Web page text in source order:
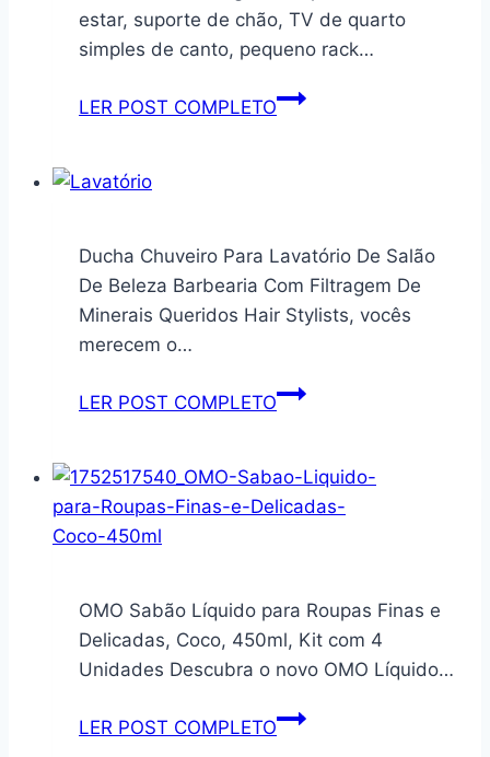
Visao
Bidirecional
Ninar
Deteccao
VOX
estar, suporte de chão, TV de quarto
simples de canto, pequeno rack…
LER POST COMPLETOEstante
estar,
suporte
chão,
quarto
simples
pequeno
rack
armazenamento
(branco)
Ducha Chuveiro Para Lavatório De Salão
De Beleza Barbearia Com Filtragem De
Minerais Queridos Hair Stylists, vocês
merecem o…
LER POST COMPLETODucha
Lavatório
De
Beleza
Barbearia
De
OMO Sabão Líquido para Roupas Finas e
Delicadas, Coco, 450ml, Kit com 4
Unidades Descubra o novo OMO Líquido…
LER POST COMPLETOOMO